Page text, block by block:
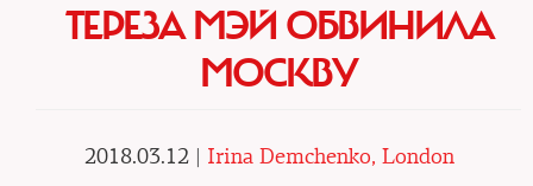
ТЕРЕЗА МЭЙ ОБВИНИЛА
МОСКВУ
2018.03.12 | Irina Demchenko, London